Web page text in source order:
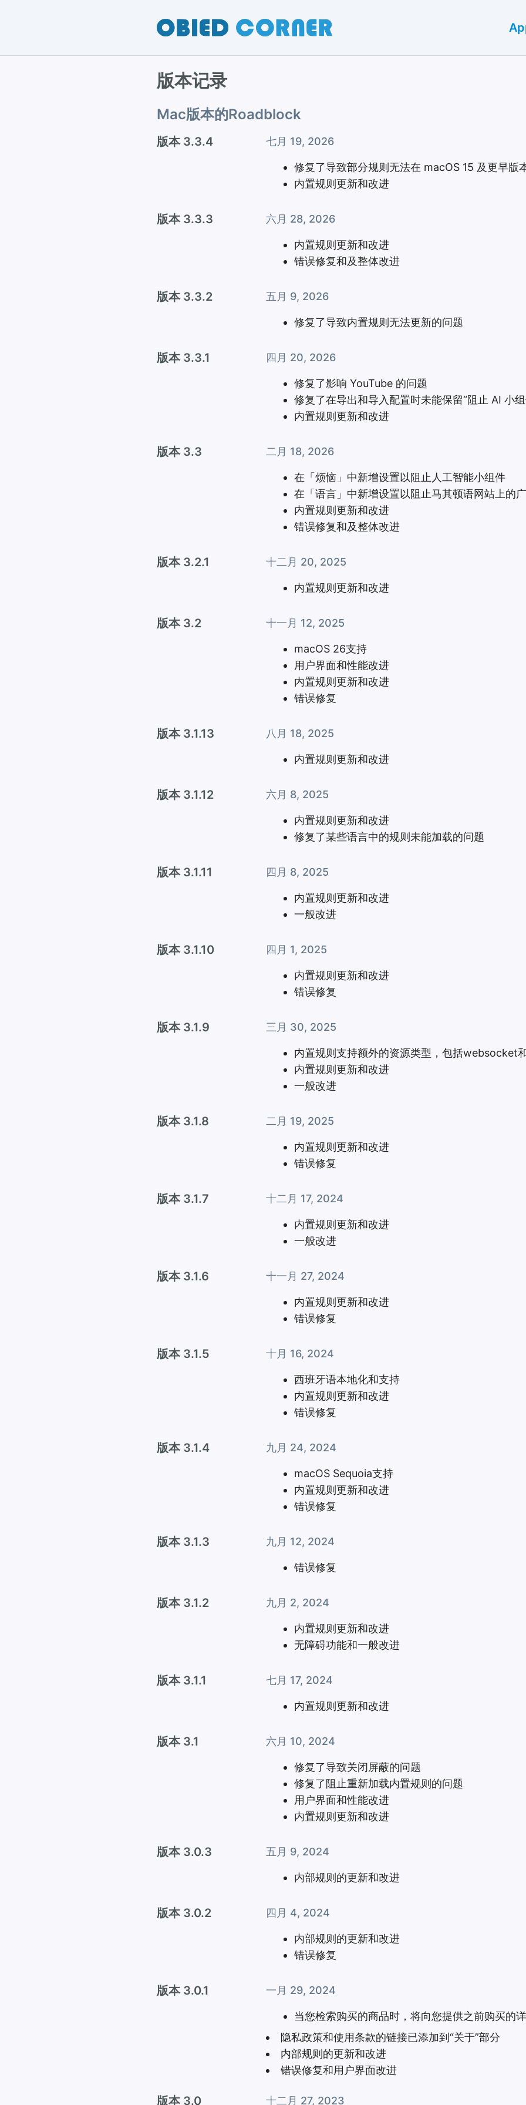
版本记录
Mac版本的Roadblock
版本 3.3.4 七月 19, 2026
修复了导致部分规则无法在 macOS 15 及更早版
内置规则更新和改进
版本 3.3.3 六月 28, 2026
内置规则更新和改进
错误修复和及整体改进
版本 3.3.2 五月 9, 2026
修复了导致内置规则无法更新的问题
版本 3.3.1 四月 20, 2026
修复了影响 YouTube 的问题
修复了在导出和导入配置时未能保留“阻止 AI 小
内置规则更新和改进
版本 3.3 二月 18, 2026
在「烦恼」中新增设置以阻止人工智能小组件
在「语言」中新增设置以阻止马其顿语网站上的
内置规则更新和改进
错误修复和及整体改进
版本 3.2.1 十二月 20, 2025
内置规则更新和改进
版本 3.2 十一月 12, 2025
macOS 26支持
用户界面和性能改进
内置规则更新和改进
错误修复
版本 3.1.13 八月 18, 2025
内置规则更新和改进
版本 3.1.12 六月 8, 2025
内置规则更新和改进
修复了某些语言中的规则未能加载的问题
版本 3.1.11 四月 8, 2025
内置规则更新和改进
一般改进
版本 3.1.10 四月 1, 2025
内置规则更新和改进
错误修复
版本 3.1.9 三月 30, 2025
内置规则支持额外的资源类型，包括websocket
内置规则更新和改进
一般改进
版本 3.1.8 二月 19, 2025
内置规则更新和改进
错误修复
版本 3.1.7 十二月 17, 2024
内置规则更新和改进
一般改进
版本 3.1.6 十一月 27, 2024
内置规则更新和改进
错误修复
版本 3.1.5 十月 16, 2024
西班牙语本地化和支持
内置规则更新和改进
错误修复
版本 3.1.4 九月 24, 2024
macOS Sequoia支持
内置规则更新和改进
错误修复
版本 3.1.3 九月 12, 2024
错误修复
版本 3.1.2 九月 2, 2024
内置规则更新和改进
无障碍功能和一般改进
版本 3.1.1 七月 17, 2024
内置规则更新和改进
版本 3.1 六月 10, 2024
修复了导致关闭屏蔽的问题
修复了阻止重新加载内置规则的问题
用户界面和性能改进
内置规则更新和改进
版本 3.0.3 五月 9, 2024
内部规则的更新和改进
版本 3.0.2 四月 4, 2024
内部规则的更新和改进
错误修复
版本 3.0.1 一月 29, 2024
当您检索购买的商品时，将向您提供之前购买的
隐私政策和使用条款的链接已添加到“关于”部分
内部规则的更新和改进
错误修复和用户界面改进
版本 3.0 十二月 27, 2023